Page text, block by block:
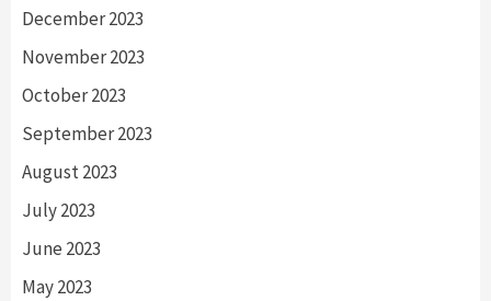
December 2023
November 2023
October 2023
September 2023
August 2023
July 2023
June 2023
May 2023